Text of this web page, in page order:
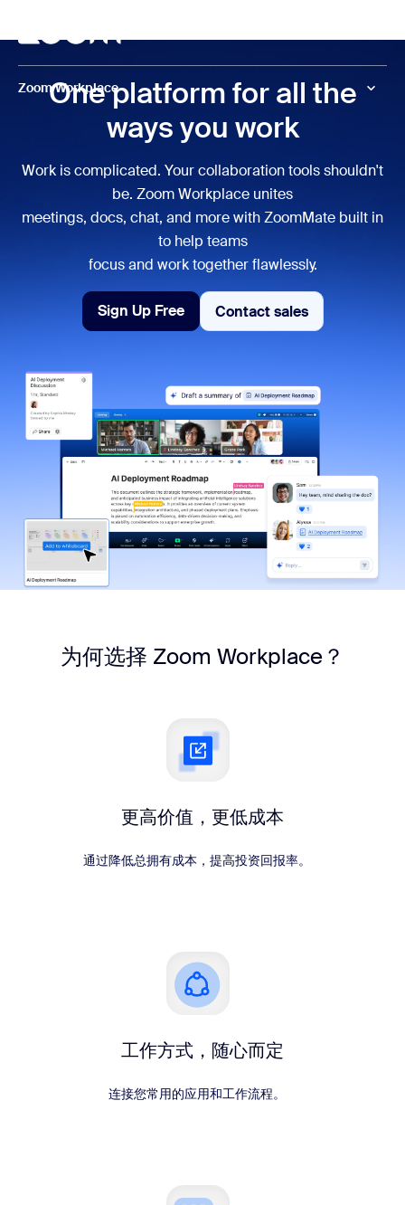
Zoom Workplace
One platform for all the
ways you work
Work is complicated. Your collaboration tools shouldn't
be. Zoom Workplace unites
meetings, docs, chat, and more with ZoomMate built in
to help teams
focus and work together flawlessly.
Sign Up Free
Sign Up Free
Contact sales
Contact sales
为何选择 Zoom Workplace？
更高价值，更低成本
通过降低总拥有成本，提高投资回报率。
工作方式，随心而定
连接您常用的应用和工作流程。